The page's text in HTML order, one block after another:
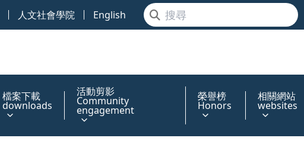
人文社會學院 English
檔案下載
downloads
活動剪影
Community
engagement
榮譽榜
Honors
相關網站
websites